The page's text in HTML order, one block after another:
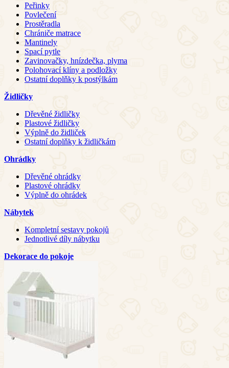
Peřinky
Povlečení
Prostěradla
Chrániče matrace
Mantinely
Spací pytle
Zavinovačky, hnízdečka, plyma
Polohovací klíny a podložky
Ostatní doplňky k postýlkám
Židličky
Dřevěné židličky
Plastové židličky
Výplně do židliček
Ostatní doplňky k židličkám
Ohrádky
Dřevěné ohrádky
Plastové ohrádky
Výplně do ohrádek
Nábytek
Kompletní sestavy pokojů
Jednotlivé díly nábytku
Dekorace do pokoje